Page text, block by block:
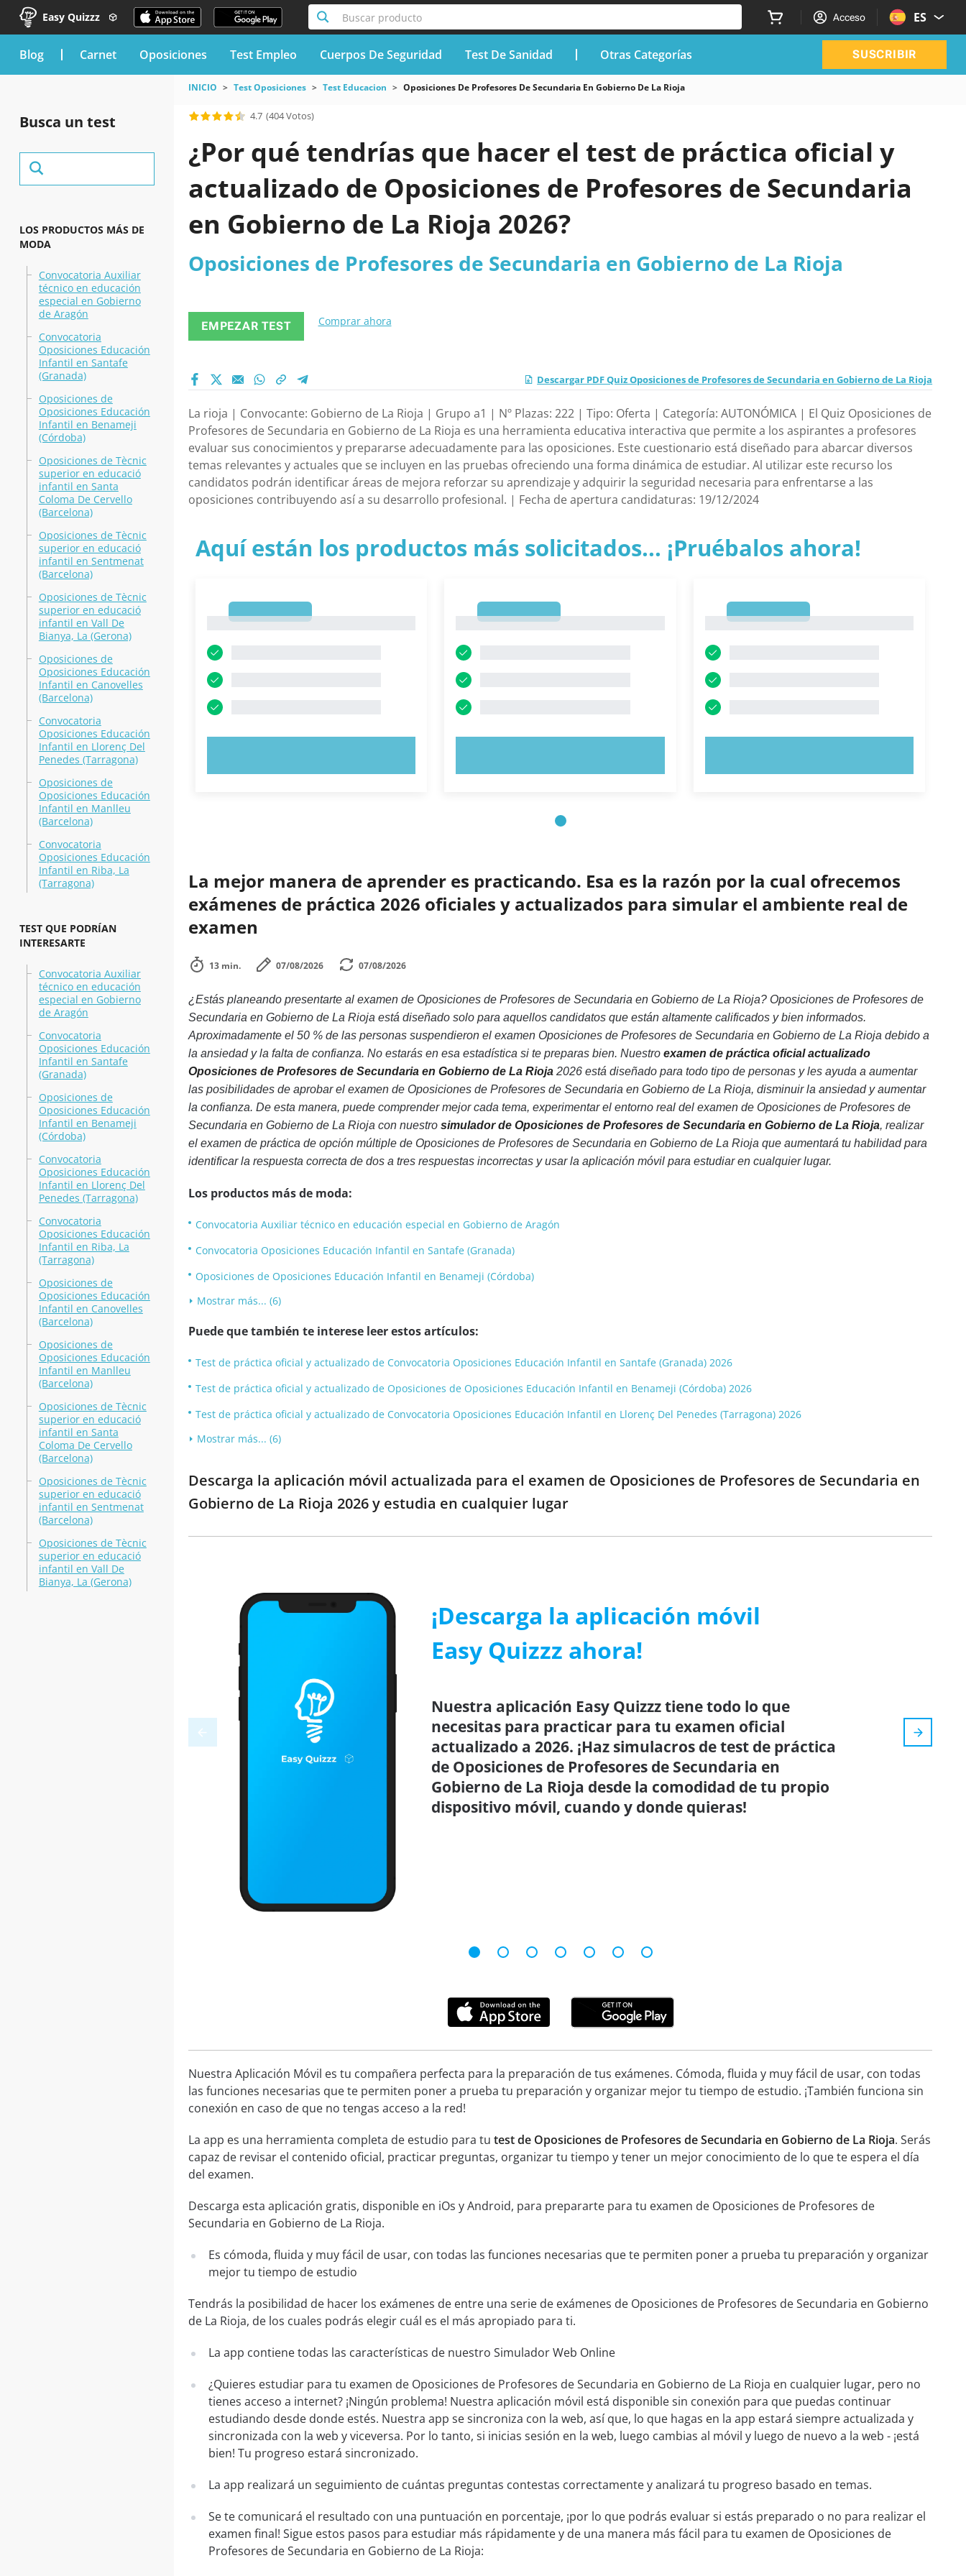
Easy Quizzz Buscar producto Acceso ES
blog Carnet Oposiciones Test Empleo Cuerpos De Seguridad Test De Sanidad Otras Categorías SUSCRIBIR
Busca un test
LOS PRODUCTOS MÁS DE
MODA
Convocatoria Auxiliar
técnico en educación
especial en Gobierno
de Aragón
Convocatoria
Oposiciones Educación
Infantil en Santafe
(Granada)
Oposiciones de
Oposiciones Educación
Infantil en Benameji
(Córdoba)
Oposiciones de Tècnic
superior en educació
infantil en Santa
Coloma De Cervello
(Barcelona)
Oposiciones de Tècnic
superior en educació
infantil en Sentmenat
(Barcelona)
Oposiciones de Tècnic
superior en educació
infantil en Vall De
Bianya, La (Gerona)
Oposiciones de
Oposiciones Educación
Infantil en Canovelles
(Barcelona)
Convocatoria
Oposiciones Educación
Infantil en Llorenç Del
Penedes (Tarragona)
Oposiciones de
Oposiciones Educación
Infantil en Manlleu
(Barcelona)
Convocatoria
Oposiciones Educación
Infantil en Riba, La
(Tarragona)
TEST QUE PODRÍAN
INTERESARTE
Convocatoria Auxiliar
técnico en educación
especial en Gobierno
de Aragón
Convocatoria
Oposiciones Educación
Infantil en Santafe
(Granada)
Oposiciones de
Oposiciones Educación
Infantil en Benameji
(Córdoba)
Convocatoria
Oposiciones Educación
Infantil en Llorenç Del
Penedes (Tarragona)
Convocatoria
Oposiciones Educación
Infantil en Riba, La
(Tarragona)
Oposiciones de
Oposiciones Educación
Infantil en Canovelles
(Barcelona)
Oposiciones de
Oposiciones Educación
Infantil en Manlleu
(Barcelona)
Oposiciones de Tècnic
superior en educació
infantil en Santa
Coloma De Cervello
(Barcelona)
Oposiciones de Tècnic
superior en educació
infantil en Sentmenat
(Barcelona)
Oposiciones de Tècnic
superior en educació
infantil en Vall De
Bianya, La (Gerona)
INICIO Test Oposiciones Test Educacion Oposiciones De Profesores De Secundaria En Gobierno De La Rioja
4.7 (404 Votos)
¿Por qué tendrías que hacer el test de práctica oficial y
actualizado de Oposiciones de Profesores de Secundaria
en Gobierno de La Rioja 2026?
Oposiciones de Profesores de Secundaria en Gobierno de La Rioja
EMPEZAR TEST Comprar ahora
Descargar PDF Quiz Oposiciones de Profesores de Secundaria en Gobierno de La Rioja
La rioja | Convocante: Gobierno de La Rioja | Grupo a1 | Nº Plazas: 222 | Tipo: Oferta | Categoría: AUTONÓMICA | El Quiz Oposiciones de
Profesores de Secundaria en Gobierno de La Rioja es una herramienta educativa interactiva que permite a los aspirantes a profesores
evaluar sus conocimientos y prepararse adecuadamente para las oposiciones. Este cuestionario está diseñado para abarcar diversos
temas relevantes y actuales que se incluyen en las pruebas ofreciendo una forma dinámica de estudiar. Al utilizar este recurso los
candidatos podrán identificar áreas de mejora reforzar su aprendizaje y adquirir la seguridad necesaria para enfrentarse a las
oposiciones contribuyendo así a su desarrollo profesional. | Fecha de apertura candidaturas: 19/12/2024
Aquí están los productos más solicitados... ¡Pruébalos ahora!
La mejor manera de aprender es practicando. Esa es la razón por la cual ofrecemos
exámenes de práctica 2026 oficiales y actualizados para simular el ambiente real de
examen
13 min. 07/08/2026 07/08/2026
¿Estás planeando presentarte al examen de Oposiciones de Profesores de Secundaria en Gobierno de La Rioja? Oposiciones de Profesores de
Secundaria en Gobierno de La Rioja está diseñado solo para aquellos candidatos que están altamente calificados y bien informados.
Aproximadamente el 50 % de las personas suspendieron el examen Oposiciones de Profesores de Secundaria en Gobierno de La Rioja debido a
la ansiedad y la falta de confianza. No estarás en esa estadística si te preparas bien. Nuestro examen de práctica oficial actualizado
Oposiciones de Profesores de Secundaria en Gobierno de La Rioja2026 está diseñado para todo tipo de personas y les ayuda a aumentar
las posibilidades de aprobar el examen de Oposiciones de Profesores de Secundaria en Gobierno de La Rioja, disminuir la ansiedad y aumentar
la confianza. De esta manera, puede comprender mejor cada tema, experimentar el entorno real del examen de Oposiciones de Profesores de
Secundaria en Gobierno de La Rioja con nuestro simulador de Oposiciones de Profesores de Secundaria en Gobierno de La Rioja, realizar
el examen de práctica de opción múltiple de Oposiciones de Profesores de Secundaria en Gobierno de La Rioja que aumentará tu habilidad para
identificar la respuesta correcta de dos a tres respuestas incorrectas y usar la aplicación móvil para estudiar en cualquier lugar.
Los productos más de moda:
Convocatoria Auxiliar técnico en educación especial en Gobierno de Aragón
Convocatoria Oposiciones Educación Infantil en Santafe (Granada)
Oposiciones de Oposiciones Educación Infantil en Benameji (Córdoba)
Mostrar más... (6)
Puede que también te interese leer estos artículos:
Test de práctica oficial y actualizado de Convocatoria Oposiciones Educación Infantil en Santafe (Granada) 2026
Test de práctica oficial y actualizado de Oposiciones de Oposiciones Educación Infantil en Benameji (Córdoba) 2026
Test de práctica oficial y actualizado de Convocatoria Oposiciones Educación Infantil en Llorenç Del Penedes (Tarragona) 2026
Mostrar más... (6)
Descarga la aplicación móvil actualizada para el examen de Oposiciones de Profesores de Secundaria en
Gobierno de La Rioja 2026 y estudia en cualquier lugar
¡Descarga la aplicación móvil
Easy Quizzz ahora!
Nuestra aplicación Easy Quizzz tiene todo lo que
necesitas para practicar para tu examen oficial
actualizado a 2026. ¡Haz simulacros de test de práctica
de Oposiciones de Profesores de Secundaria en
Gobierno de La Rioja desde la comodidad de tu propio
dispositivo móvil, cuando y donde quieras!
Nuestra Aplicación Móvil es tu compañera perfecta para la preparación de tus exámenes. Cómoda, fluida y muy fácil de usar, con todas
las funciones necesarias que te permiten poner a prueba tu preparación y organizar mejor tu tiempo de estudio. ¡También funciona sin
conexión en caso de que no tengas acceso a la red!
La app es una herramienta completa de estudio para tu test de Oposiciones de Profesores de Secundaria en Gobierno de La Rioja. Serás
capaz de revisar el contenido oficial, practicar preguntas, organizar tu tiempo y tener un mejor conocimiento de lo que te espera el día
del examen.
Descarga esta aplicación gratis, disponible en iOs y Android, para prepararte para tu examen de Oposiciones de Profesores de
Secundaria en Gobierno de La Rioja.
Es cómoda, fluida y muy fácil de usar, con todas las funciones necesarias que te permiten poner a prueba tu preparación y organizar
mejor tu tiempo de estudio
Tendrás la posibilidad de hacer los exámenes de entre una serie de exámenes de Oposiciones de Profesores de Secundaria en Gobierno
de La Rioja, de los cuales podrás elegir cuál es el más apropiado para ti.
La app contiene todas las características de nuestro Simulador Web Online
¿Quieres estudiar para tu examen de Oposiciones de Profesores de Secundaria en Gobierno de La Rioja en cualquier lugar, pero no
tienes acceso a internet? ¡Ningún problema! Nuestra aplicación móvil está disponible sin conexión para que puedas continuar
estudiando desde donde estés. Nuestra app se sincroniza con la web, así que, lo que hagas en la app estará siempre actualizada y
sincronizada con la web y viceversa. Por lo tanto, si inicias sesión en la web, luego cambias al móvil y luego de nuevo a la web - ¡está
bien! Tu progreso estará sincronizado.
La app realizará un seguimiento de cuántas preguntas contestas correctamente y analizará tu progreso basado en temas.
Se te comunicará el resultado con una puntuación en porcentaje, ¡por lo que podrás evaluar si estás preparado o no para realizar el
examen final! Sigue estos pasos para estudiar más rápidamente y de una manera más fácil para tu examen de Oposiciones de
Profesores de Secundaria en Gobierno de La Rioja: